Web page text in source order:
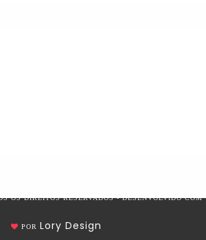
OS DIREITOS RESERVADOS - DESENVOLVIDO COM
POR Lory Design